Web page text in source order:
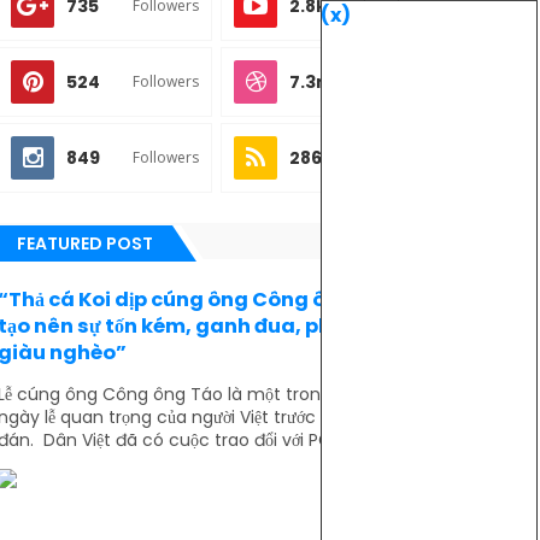
735 Followers 2.8k Subscribes
524 Followers 7.3m
849 Followers 286
FEATURED POST
cá Koi dịp cúng ông Công ông Táo chỉ
tạo nên sự tốn kém, ganh đua, phân biệt
giàu nghèo”
cúng ông Công ông Táo là một trong những
lễ quan trọng của người Việt trước Tết Nguyên
Dân Việt đã có cuộc trao đổi với PGS.T...
(x)